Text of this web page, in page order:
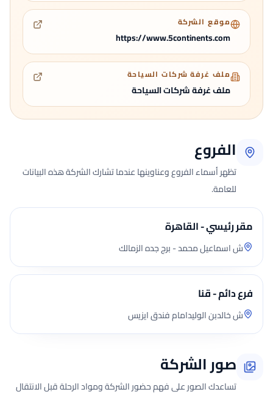
موقع الشركة
https://www.5continents.com
ملف غرفة شركات السياحة
ملف غرفة شركات السياحة
الفروع
تظهر أسماء الفروع وعناوينها عندما تشارك الشركة هذه البيانات
للعامة.
مقر رئيسي - القاهرة
ش اسماعيل محمد - برج جده الزمالك
فرع دائم - قنا
ش خالدبن الوليدامام فندق ايزيس
صور الشركة
تساعدك الصور على فهم حضور الشركة ومواد الرحلة قبل الانتقال